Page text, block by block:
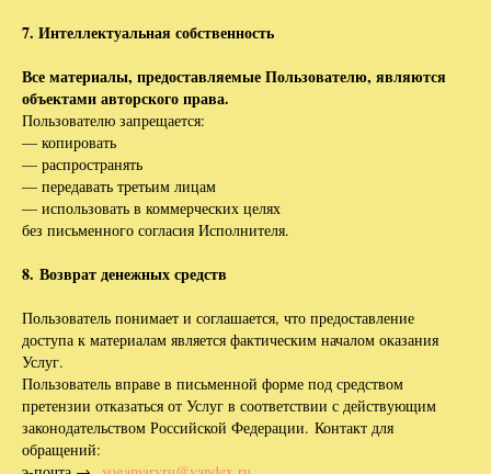
7. Интеллектуальная собственность
Все материалы, предоставляемые Пользователю, являются
объектами авторского права.
Пользователю запрещается:
— копировать
— распространять
— передавать третьим лицам
— использовать в коммерческих целях
без письменного согласия Исполнителя.
8. Возврат денежных средств
Пользователь понимает и соглашается, что предоставление
доступа к материалам является фактическим началом оказания
Услуг.
Пользователь вправе в письменной форме под средством
претензии отказаться от Услуг в соответствии с действующим
законодательством Российской Федерации. Контакт для
обращений: